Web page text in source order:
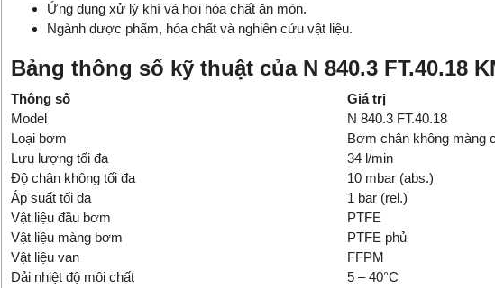
Ứng dụng xử lý khí và hơi hóa chất ăn mòn.
Ngành dược phẩm, hóa chất và nghiên cứu vật liệu.
Bảng thông số kỹ thuật của N 840.3 FT.40.18
Thông số
Giá trị
Model
N 840.3 FT.40.18
Loại bơm
Bơm chân không màng
Lưu lượng tối đa
34 l/min
Độ chân không tối đa
10 mbar (abs.)
Áp suất tối đa
1 bar (rel.)
Vật liệu đầu bơm
PTFE
Vật liệu màng bơm
PTFE phủ
Vật liệu van
FFPM
Dải nhiệt độ môi chất
5 – 40°C